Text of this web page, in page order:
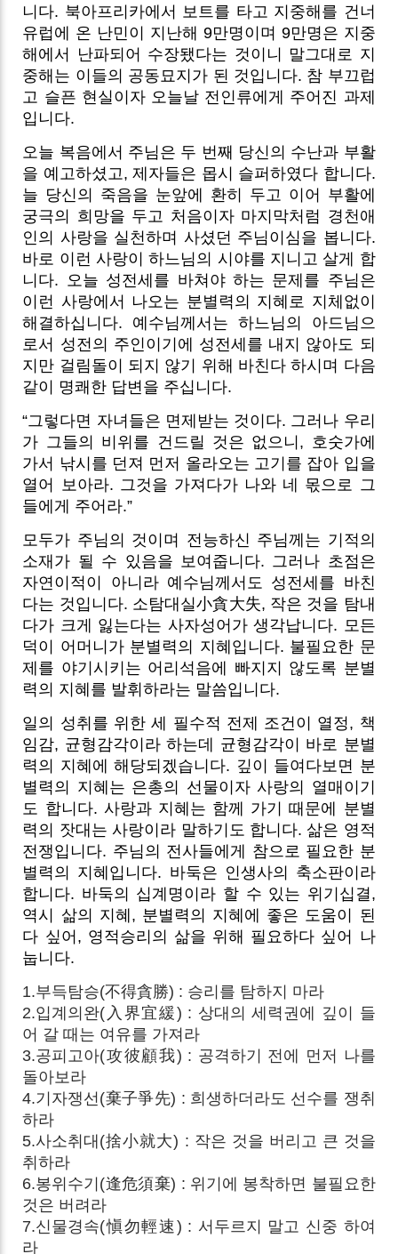
니다. 북아프리카에서 보트를 타고 지중해를 건너
유럽에 온 난민이 지난해 9만명이며 9만명은 지중
해에서 난파되어 수장됐다는 것이니 말그대로 지
중해는 이들의 공동묘지가 된 것입니다. 참 부끄럽
고 슬픈 현실이자 오늘날 전인류에게 주어진 과제
입니다.
오늘 복음에서 주님은 두 번째 당신의 수난과 부활
을 예고하셨고, 제자들은 몹시 슬퍼하였다 합니다.
늘 당신의 죽음을 눈앞에 환히 두고 이어 부활에
궁극의 희망을 두고 처음이자 마지막처럼 경천애
인의 사랑을 실천하며 사셨던 주님이심을 봅니다.
바로 이런 사랑이 하느님의 시야를 지니고 살게 합
니다.
오늘 성전세를 바쳐야 하는 문제를 주님은
이런 사랑에서 나오는 분별력의 지혜로 지체없이
해결하십니다. 예수님께서는 하느님의 아드님으
로서 성전의 주인이기에 성전세를 내지 않아도 되
지만 걸림돌이 되지 않기 위해 바친다 하시며 다음
같이 명쾌한 답변을 주십니다.
“그렇다면 자녀들은 면제받는 것이다. 그러나 우리
가 그들의 비위를 건드릴 것은 없으니, 호숫가에
가서 낚시를 던져 먼저 올라오는 고기를 잡아 입을
열어 보아라. 그것을 가져다가 나와 네 몫으로 그
들에게 주어라.”
모두가 주님의 것이며 전능하신 주님께는 기적의
소재가 될 수 있음을 보여줍니다. 그러나 초점은
자연이적이 아니라 예수님께서도 성전세를 바친
다는 것입니다. 소탐대실小貪大失, 작은 것을 탐내
다가 크게 잃는다는 사자성어가 생각납니다. 모든
덕이 어머니가 분별력의 지혜입니다. 불필요한 문
제를 야기시키는 어리석음에 빠지지 않도록 분별
력의 지혜를 발휘하라는 말씀입니다.
일의 성취를 위한 세 필수적 전제 조건이 열정, 책
임감, 균형감각이라 하는데 균형감각이 바로 분별
력의 지혜에 해당되겠습니다. 깊이 들여다보면 분
별력의 지혜는 은총의 선물이자 사랑의 열매이기
도 합니다. 사랑과 지혜는 함께 가기 때문에 분별
력의 잣대는 사랑이라 말하기도 합니다. 삶은 영적
전쟁입니다. 주님의 전사들에게 참으로 필요한 분
별력의 지혜입니다. 바둑은 인생사의 축소판이라
합니다. 바둑의 십계명이라 할 수 있는 위기십결,
역시 삶의 지혜, 분별력의 지혜에 좋은 도움이 된
다 싶어, 영적승리의 삶을 위해 필요하다 싶어 나
눕니다.
1.부득탐승(不得貪勝) : 승리를 탐하지 마라
2.입계의완(入界宜緩) : 상대의 세력권에 깊이 들
어 갈 때는 여유를 가져라
3.공피고아(攻彼顧我) : 공격하기 전에 먼저 나를
돌아보라
4.기자쟁선(棄子爭先) : 희생하더라도 선수를 쟁취
하라
5.사소취대(捨小就大) : 작은 것을 버리고 큰 것을
취하라
6.봉위수기(逢危須棄) : 위기에 봉착하면 불필요한
것은 버려라
7.신물경속(愼勿輕速) : 서두르지 말고 신중 하여
라